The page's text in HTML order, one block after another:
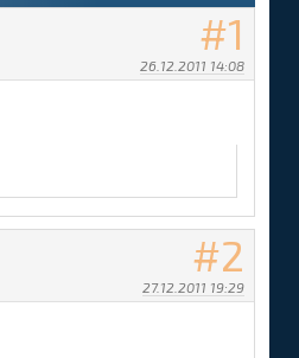
1
26.12.2011 14:08
2
27.12.2011 19:29